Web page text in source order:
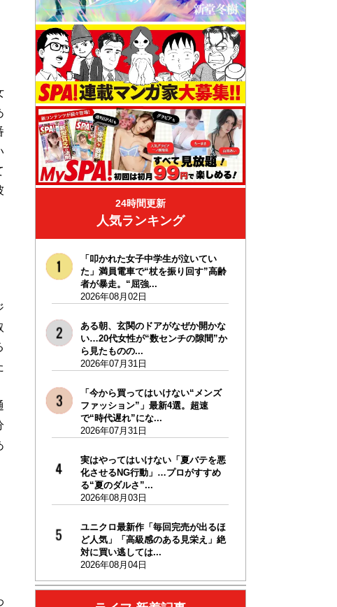
24時間更新
人気ランキング
「叩かれた女子中学生が泣いてい
た」満員電車で“杖を振り回す”高齢
者が暴走。“屈強...
2026年08月02日
ある朝、玄関のドアがなぜか開かな
い…20代女性が“数センチの隙間”か
ら見たものの...
2026年07月31日
「今から買ってはいけない“メンズ
ファッション”」最新4選。超速
で“時代遅れ”にな...
2026年07月31日
実はやってはいけない「夏バテを悪
化させるNG行動」…プロがすすめ
る“夏のダルさ”...
2026年08月03日
ユニクロ最新作「毎回完売が出るほ
ど人気」「高級感のある見栄え」絶
対に買い逃しては...
2026年08月04日